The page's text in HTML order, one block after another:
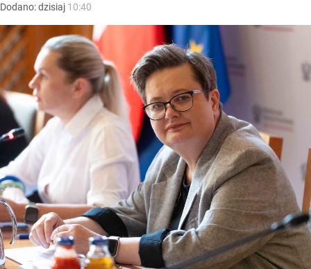
Dodano:dzisiaj 10:40